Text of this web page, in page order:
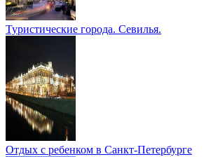
Туристические города. Севилья.
Отдых с ребенком в Санкт-Петербурге